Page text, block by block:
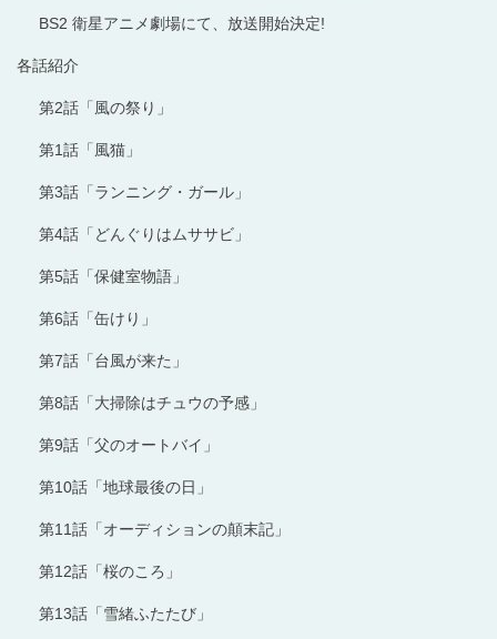
BS2 衛星アニメ劇場にて、放送開始決定!
各話紹介
第2話「風の祭り」
第1話「風猫」
第3話「ランニング・ガール」
第4話「どんぐりはムササビ」
第5話「保健室物語」
第6話「缶けり」
第7話「台風が来た」
第8話「大掃除はチュウの予感」
第9話「父のオートバイ」
第10話「地球最後の日」
第11話「オーディションの顛末記」
第12話「桜のころ」
第13話「雪緒ふたたび」